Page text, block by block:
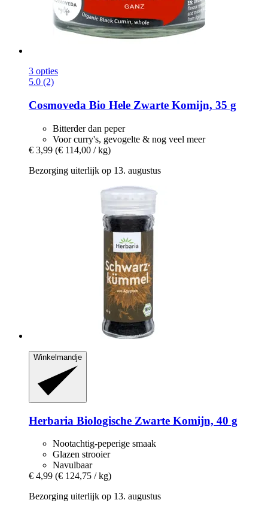
3 opties
5.0 (2)
Cosmoveda Bio Hele Zwarte Komijn, 35 g
Bitterder dan peper
Voor curry's, gevogelte & nog veel meer
€ 3,99 (€ 114,00 / kg)
Bezorging uiterlijk op 13. augustus
Winkelmandje
Herbaria Biologische Zwarte Komijn, 40 g
Nootachtig-peperige smaak
Glazen strooier
Navulbaar
€ 4,99 (€ 124,75 / kg)
Bezorging uiterlijk op 13. augustus